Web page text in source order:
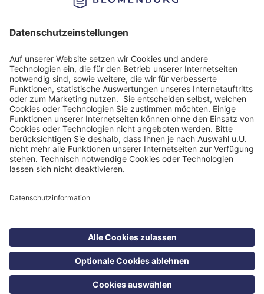
Menü
SucheKontakt
Impressum
Datenschutzinformation
Nutzungsbedingungen
Barrierefreiheit
©Blomenburg Holding GmbH 2026